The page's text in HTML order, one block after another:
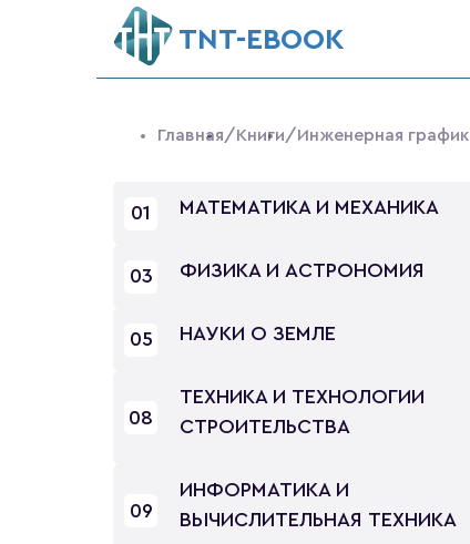
ТNT-EBOOK
Главная/Книги/Инженерная
01 МАТЕМАТИКА И МЕХАНИКА
03 ФИЗИКА И АСТРОНОМИЯ
05 НАУКИ О ЗЕМЛЕ
08
ТЕХНИКА И ТЕХНОЛОГИИ
СТРОИТЕЛЬСТВА
09
ИНФОРМАТИКА И
ВЫЧИСЛИТЕЛЬНАЯ ТЕХНИКА